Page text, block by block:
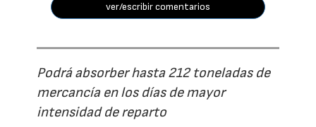
ver/escribir comentarios
Podrá absorber hasta 212 toneladas de
mercancía en los días de mayor
intensidad de reparto